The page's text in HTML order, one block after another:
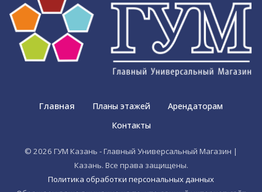
Главная Планы этажей
Арендаторам
Контакты
© 2026 ГУМ Казань - Главный Универсальный Магазин |
Казань. Все права защищены.
Политика обработки персональных данных